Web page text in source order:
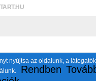
nyújtsa az oldalunk, a látogatók
Rendben